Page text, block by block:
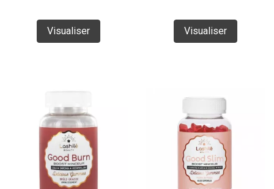
Visualiser Visualiser